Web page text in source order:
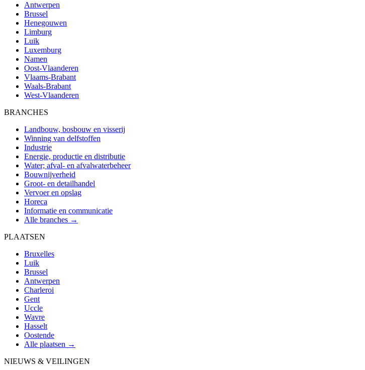
Antwerpen
Brussel
Henegouwen
Limburg
Luik
Luxemburg
Namen
Oost-Vlaanderen
Vlaams-Brabant
Waals-Brabant
West-Vlaanderen
BRANCHES
Landbouw, bosbouw en visserij
Winning van delfstoffen
Industrie
Energie, productie en distributie
Water; afval- en afvalwaterbeheer
Bouwnijverheid
Groot- en detailhandel
Vervoer en opslag
Horeca
Informatie en communicatie
Alle branches →
PLAATSEN
Bruxelles
Luik
Brussel
Antwerpen
Charleroi
Gent
Uccle
Wavre
Hasselt
Oostende
Alle plaatsen →
NIEUWS & VEILINGEN